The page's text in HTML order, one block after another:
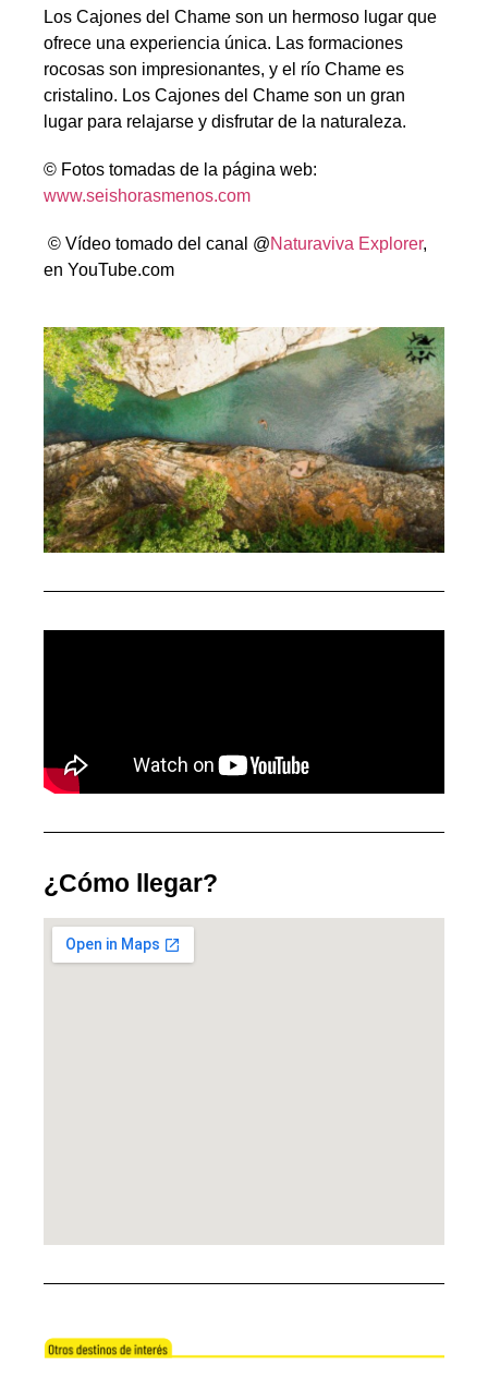
Los Cajones del Chame son un hermoso lugar que
ofrece una experiencia única. Las formaciones
rocosas son impresionantes, y el río Chame es
cristalino. Los Cajones del Chame son un gran
lugar para relajarse y disfrutar de la naturaleza.
© Fotos tomadas de la página web:
www.seishorasmenos.com
© Vídeo tomado del canal @Naturaviva Explorer,
en YouTube.com
¿Cómo llegar?